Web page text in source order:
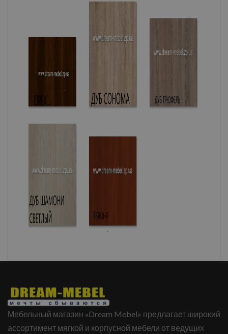
Мебельный магазин «Dream Mebel» предлагает широкий
ассортимент мягкой и корпусной мебели от ведущих